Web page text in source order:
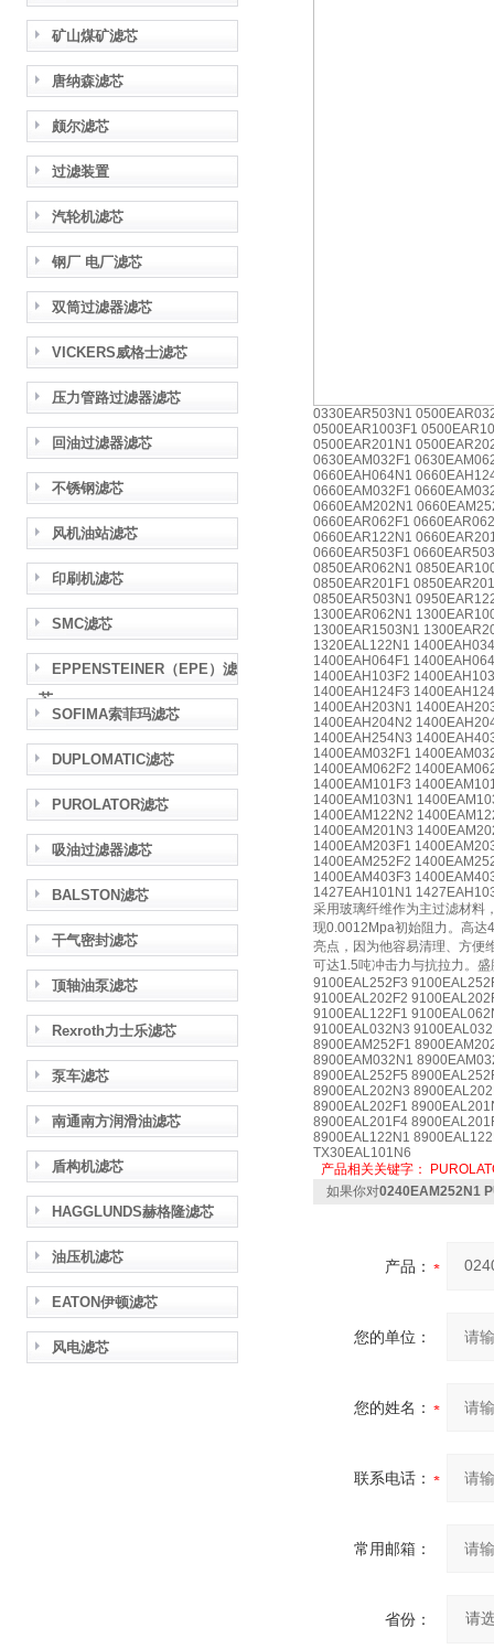
矿山煤矿滤芯
唐纳森滤芯
颇尔滤芯
过滤装置
汽轮机滤芯
钢厂 电厂滤芯
双筒过滤器滤芯
VICKERS威格士滤芯
压力管路过滤器滤芯
回油过滤器滤芯
不锈钢滤芯
风机油站滤芯
印刷机滤芯
SMC滤芯
EPPENSTEINER（EPE）滤
芯
SOFIMA索菲玛滤芯
DUPLOMATIC滤芯
PUROLATOR滤芯
吸油过滤器滤芯
BALSTON滤芯
干气密封滤芯
顶轴油泵滤芯
Rexroth力士乐滤芯
泵车滤芯
南通南方润滑油滤芯
盾构机滤芯
HAGGLUNDS赫格隆滤芯
油压机滤芯
EATON伊顿滤芯
风电滤芯
0330EAR503N1
0500EAR1003F1
0500EAR201N1
0630EAM032F1
0660EAH064N1
0660EAM032F1
0660EAM202N1
0660EAR062F1
0660EAR122N1
0660EAR503F1
0850EAR062N1
0850EAR201F1
0850EAR503N1
1300EAR062N1
1300EAR1503N1
1320EAL122N1
1400EAH064F1
1400EAH103F2
1400EAH124F3
1400EAH203N1
1400EAH204N2
1400EAH254N3
1400EAM032F1
1400EAM062F2
1400EAM101F3
1400EAM103N1
1400EAM122N2
1400EAM201N3
1400EAM203F1
1400EAM252F2
1400EAM403F3
1427EAH101N1
采用玻璃纤维作为主过滤材料
现0.0012Mpa初始阻力。高达
亮点，因为他容易清理、方便
可达1.5吨冲击力与抗拉力。
9100EAL252F3
9100EAL202F2
9100EAL122F1
9100EAL032N3
8900EAM252F1
8900EAM032N1
8900EAL252F5
8900EAL202N3
8900EAL202F1
8900EAL201F4
8900EAL122N1
TX30EAL101N6
产品相关关键字：
如果你对0240EAM252N1
产品：
您的单位：
您的姓名：
联系电话：
常用邮箱：
省份：